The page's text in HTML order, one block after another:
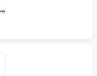
вращения
системы защиты